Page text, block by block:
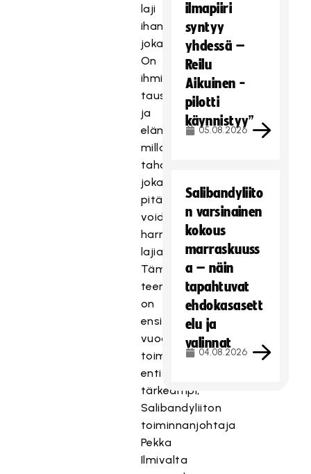
laji
ihan
jokaiselle.
On
ihmisen
tausta
ja
elämäntilanne
millainen
tahansa,
jokaisen
pitää
voida
harrastaa
lajia.
Tämä
teema
on
ensi
vuoden
toiminnassamme
entistäkin
tärkeämpi,
Salibandyliiton
toiminnanjohtaja
Pekka
Ilmivalta
ilmapiiri
syntyy
yhdessä –
Reilu
Aikuinen -
pilotti
käynnistyy”
05.08.2026
Salibandyliito
n varsinainen
kokous
marraskuuss
a – näin
tapahtuvat
ehdokasasett
elu ja
valinnat
04.08.2026